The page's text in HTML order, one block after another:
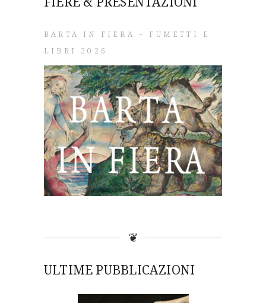
BARTA IN FIERA – FUMETTI E
LIBRI 2026
❦
ULTIME PUBBLICAZIONI